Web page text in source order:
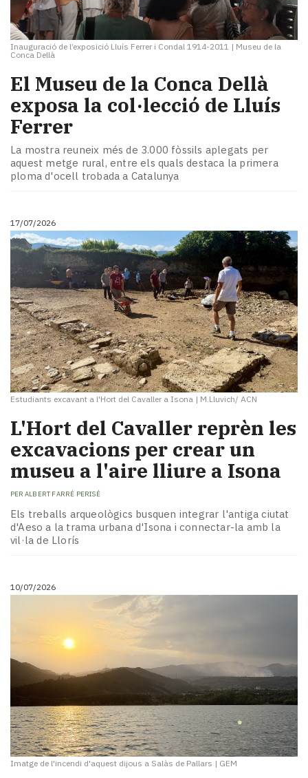
Inauguració de l’exposició Lluís Ferrer i Condal 1914-2011 | Museu de la
Conca Dellà
El Museu de la Conca Dellà
exposa la col·lecció de Lluís
Ferrer
La mostra reuneix més de 3.000 fòssils aplegats per
aquest metge rural, entre els quals destaca la primera
ploma d'ocell trobada a Catalunya
17/07/2026
Estudiants excavant a l'Hort del Cavaller a Isona | M.Lluvich/ ACN
L'Hort del Cavaller reprèn les
excavacions per crear un
museu a l'aire lliure a Isona
PER ALBERT FARRÉ PERISÉ
Els treballs arqueològics busquen integrar l'antiga ciutat
d'Aeso a la trama urbana d'Isona i connectar-la amb la
vil·la de Llorís
10/07/2026
Imatge de l'incendi d'aquest dijous a Salàs de Pallars | GEM